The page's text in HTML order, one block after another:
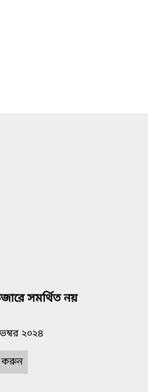
সমর্থিত নয়
২০২৪
করুন